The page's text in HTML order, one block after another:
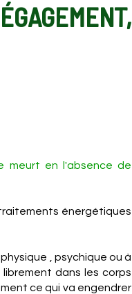
meurt en l'absence de
énergétiques
, psychique ou à
dans les corps
ce qui va engendrer